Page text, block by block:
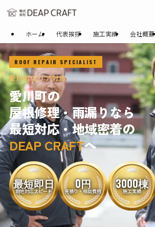
ホーム 代表挨拶 施工実績 会社概要
ROOF REPAIR SPECIALIST
愛川町エリア対応
愛川町の
屋根修理・雨漏りなら
最短対応・地域密着の
DEAP CRAFTへ
最短即日
現地対応スピード
0円
見積り・相談費用
3000棟
施工実績